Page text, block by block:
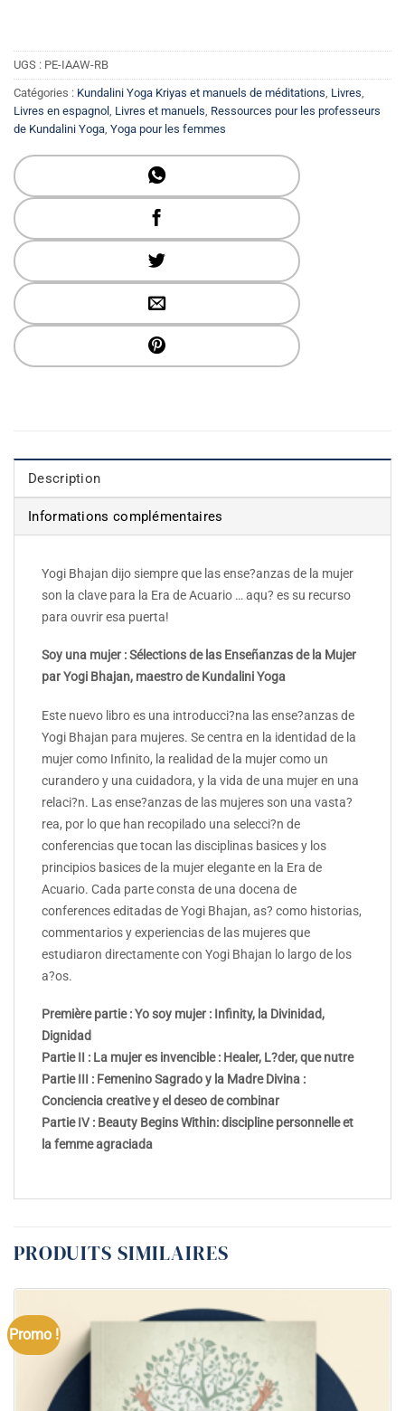
UGS : PE-IAAW-RB
Catégories : Kundalini Yoga Kriyas et manuels de méditations, Livres,
Livres en espagnol , Livres et manuels, Ressources pour les professeurs
de Kundalini Yoga, Yoga pour les femmes
Description
Informations complémentaires
Yogi Bhajan dijo siempre que las ense?anzas de la mujer
son la clave para la Era de Acuario … aqu? es su recurso
para ouvrir esa puerta!
Soy una mujer : Sélections de las Enseñanzas de la Mujer
par Yogi Bhajan, maestro de Kundalini Yoga
Este nuevo libro es una introducci?na las ense?anzas de
Yogi Bhajan para mujeres. Se centra en la identidad de la
mujer como Infinito, la realidad de la mujer como un
curandero y una cuidadora, y la vida de una mujer en una
relaci?n. Las ense?anzas de las mujeres son una vasta?
rea, por lo que han recopilado una selecci?n de
conferencias que tocan las disciplinas basices y los
principios basices de la mujer elegante en la Era de
Acuario. Cada parte consta de una docena de
conferences editadas de Yogi Bhajan, as? como historias,
commentarios y experiencias de las mujeres que
estudiaron directamente con Yogi Bhajan lo largo de los
a?os.
Première partie : Yo soy mujer : Infinity, la Divinidad,
Dignidad
Partie II : La mujer es invencible : Healer, L?der, que nutre
Partie III : Femenino Sagrado y la Madre Divina :
Conciencia creative y el deseo de combinar
Partie IV : Beauty Begins Within: discipline personnelle et
la femme agraciada
PRODUITS SIMILAIRES
Promo !